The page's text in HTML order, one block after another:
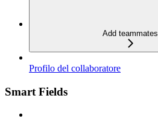
Add teammates
Profilo del collaboratore
Smart Fields